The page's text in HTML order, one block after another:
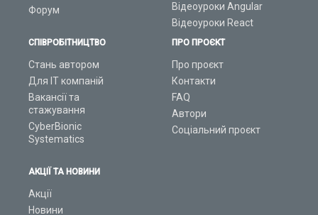
Форум
Відеоуроки Angular
Відеоуроки React
СПІВРОБІТНИЦТВО
Стань автором
Для ІТ компаній
Вакансії та
стажування
CyberBionic
Systematics
АКЦІЇ ТА НОВИНИ
Акції
Новини
ПРО ПРОЄКТ
Про проєкт
Контакти
FAQ
Автори
Соціальний проєкт